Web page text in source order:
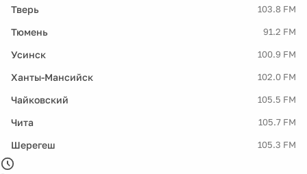
Тверь 103.8 FM
Тюмень 91.2 FM
Усинск 100.9 FM
Ханты-Мансийск 102.0 FM
Чайковский 105.5 FM
Чита 105.7 FM
Шерегеш 105.3 FM